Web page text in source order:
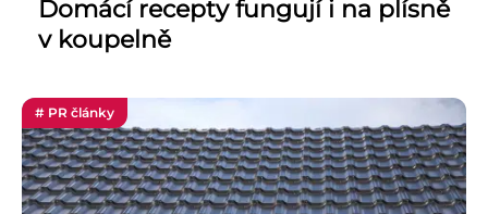
Domácí recepty fungují i na plísně
v koupelně
# PR články